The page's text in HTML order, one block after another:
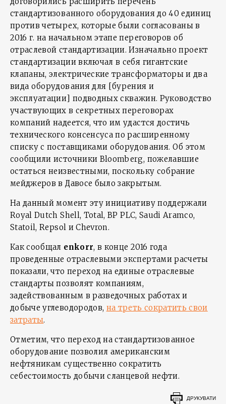
стандартизованного оборудования до 40 единиц
против четырех, которые были согласованы в
2016 г. на начальном этапе переговоров об
отраслевой стандартизации. Изначально проект
стандартизации включал в себя гигантские
клапаны, электрические трансформаторы и два
вида оборудования для [бурения и
эксплуатации] подводных скважин. Руководство
участвующих в секретных переговорах
компаний надеется, что им удастся достичь
технического консенсуса по расширенному
списку с поставщиками оборудования. Об этом
сообщили источники Bloomberg, пожелавшие
остаться неизвестными, поскольку собрание
мейджеров в Давосе было закрытым.
На данный момент эту инициативу поддержали
Royal Dutch Shell, Total, BP PLC, Saudi Aramco,
Statoil, Repsol и Chevron.
Как сообщал enkorr, в конце 2016 года
проведенные отраслевыми экспертами расчеты
показали, что переход на единые отраслевые
стандарты позволят компаниям,
задействованным в разведочных работах и
добыче углеводородов, на треть сократить свои
затраты.
Отметим, что переход на стандартизованное
оборудование позволил американским
нефтяникам существенно сократить
себестоимость добычи сланцевой нефти.
ДРУКУВАТИ